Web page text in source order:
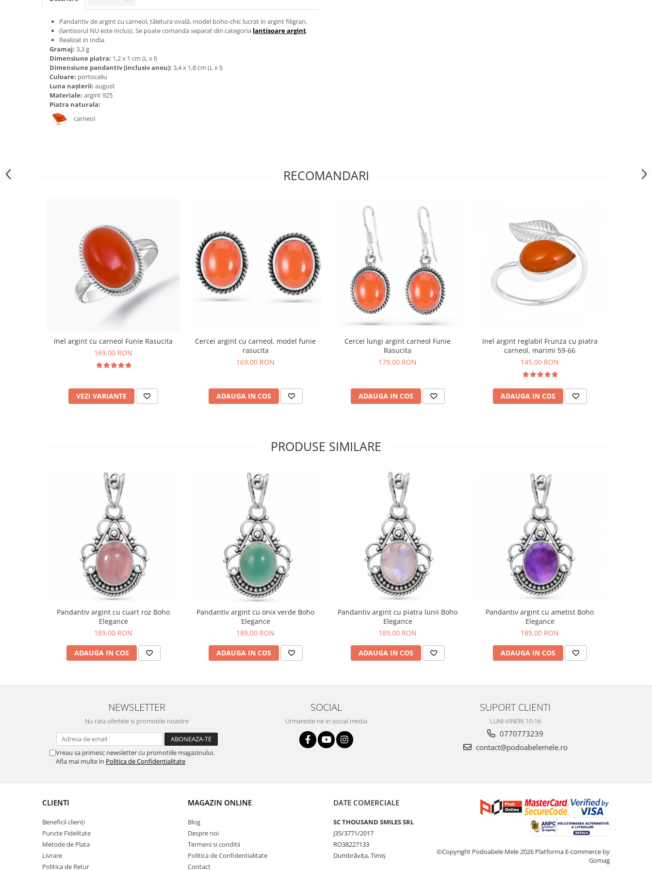
Bijuterii onix
Bijuterii peridot
Bijuterii perle
Bijuterii piatra lunii
Bijuterii piatra soarelui
Bijuterii rodocrozit
Bijuterii rubin
Bijuterii sodalit
Pandantiv de argint cu carneol, tăietura ovală, model boho-chic lucrat in argint filigran.
(lantisorul NU este inclus). Se poate comanda separat din categoria lantisoare argint.
Realizat in India.
Gramaj: 3,3 g
Dimensiune piatra: 1,2 x 1 cm (L x l)
Dimensiune pandantiv (inclusiv anou): 3,4 x 1,8 cm (L x l)
Culoare: portocaliu
Luna nașterii: august
Materiale: argint 925
Piatra naturala:
carneol
RECOMANDARI
Inel argint cu carneol Funie Rasucita
169,00 RON
VEZI VARIANTE
Cercei argint cu carneol, model funie
rasucita
169,00 RON
ADAUGA IN COS
Cercei lungi argint carneol Funie
Rasucita
179,00 RON
ADAUGA IN COS
Inel argint reglabil Frunza cu piatra
carneol, marimi 59-66
145,00 RON
ADAUGA IN COS
PRODUSE SIMILARE
Pandantiv argint cu cuart roz Boho
Elegance
189,00 RON
ADAUGA IN COS
Pandantiv argint cu onix verde Boho
Elegance
189,00 RON
ADAUGA IN COS
Pandantiv argint cu piatra lunii Boho
Elegance
189,00 RON
ADAUGA IN COS
Pandantiv argint cu ametist Boho
Elegance
189,00 RON
ADAUGA IN COS
NEWSLETTER
Nu rata ofertele si promotiile noastre
Vreau sa primesc newsletter cu promotiile magazinului.
Afla mai multe in Politica de Confidentialitate
SOCIAL
Urmareste-ne in social media
SUPORT CLIENTI
LUNI-VINERI 10-16
0770773239
contact@podoabelemele.ro
CLIENTI
Beneficii clienți
Puncte Fidelitate
Metode de Plata
Livrare
Politica de Retur
MAGAZIN ONLINE
Blog
Despre noi
Termeni si conditii
Politica de Confidentialitate
Contact
DATE COMERCIALE
SC THOUSAND SMILES SRL
J35/3771/2017
RO38227133
Dumbrăvița, Timiș
©Copyright Podoabele Mele 2026 Platforma E-commerce by
Gomag